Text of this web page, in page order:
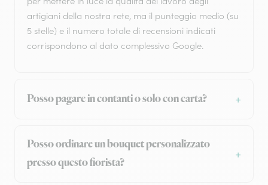
artigiani della nostra rete, ma il punteggio medio (su
5 stelle) e il numero totale di recensioni indicati
corrispondono al dato complessivo Google.
Posso pagare in contanti o solo con carta?
Posso ordinare un bouquet personalizzato
presso questo fiorista?